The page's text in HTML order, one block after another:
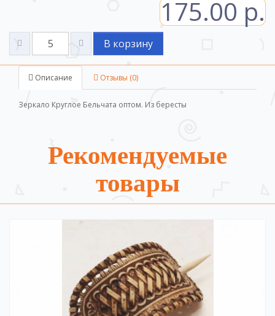
175.00 р.
В корзину
Описание Отзывы (0)
Зеркало Круглое Бельчата оптом. Из бересты
Рекомендуемые
товары